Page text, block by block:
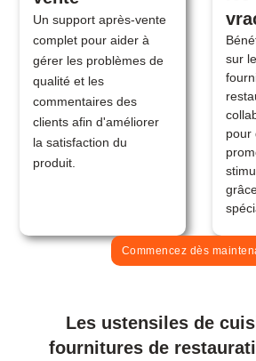
Un support après-vente
complet pour aider à
gérer les problèmes de
qualité et les
commentaires des
clients afin d'améliorer
la satisfaction du
produit.
sur
pour
Commencez dès
Les ustensiles de
fournitures de